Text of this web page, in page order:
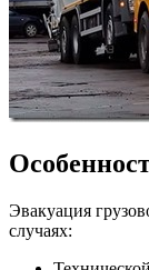
Эвакуация
случаях: